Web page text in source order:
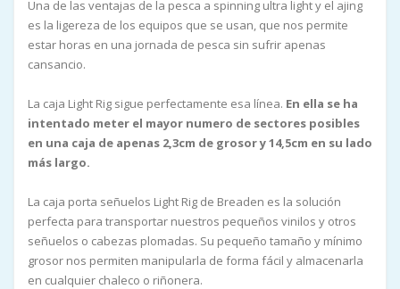
Una de las ventajas de la pesca a spinning ultra light y el ajing
es la ligereza de los equipos que se usan, que nos permite
estar horas en una jornada de pesca sin sufrir apenas
cansancio.
La caja Light Rig sigue perfectamente esa línea. En ella se ha
intentado meter el mayor numero de sectores posibles
en una caja de apenas 2,3cm de grosor y 14,5cm en su lado
más largo.
La caja porta señuelos Light Rig de Breaden es la solución
perfecta para transportar nuestros pequeños vinilos y otros
señuelos o cabezas plomadas. Su pequeño tamaño y mínimo
grosor nos permiten manipularla de forma fácil y almacenarla
en cualquier chaleco o riñonera.